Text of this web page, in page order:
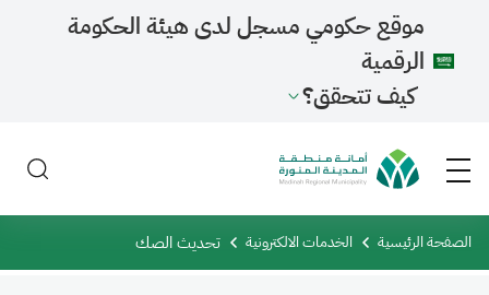
موقع حكومي مسجل لدى هيئة الحكومة
الرقمية
كيف تتحقق؟
الصفحة الرئيسية الخدمات الالكترونية تحديث الصك